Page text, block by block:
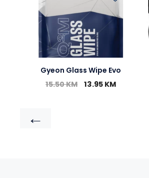
Gyeon Glass Wipe Evo
15.50KM 13.95 KM
←